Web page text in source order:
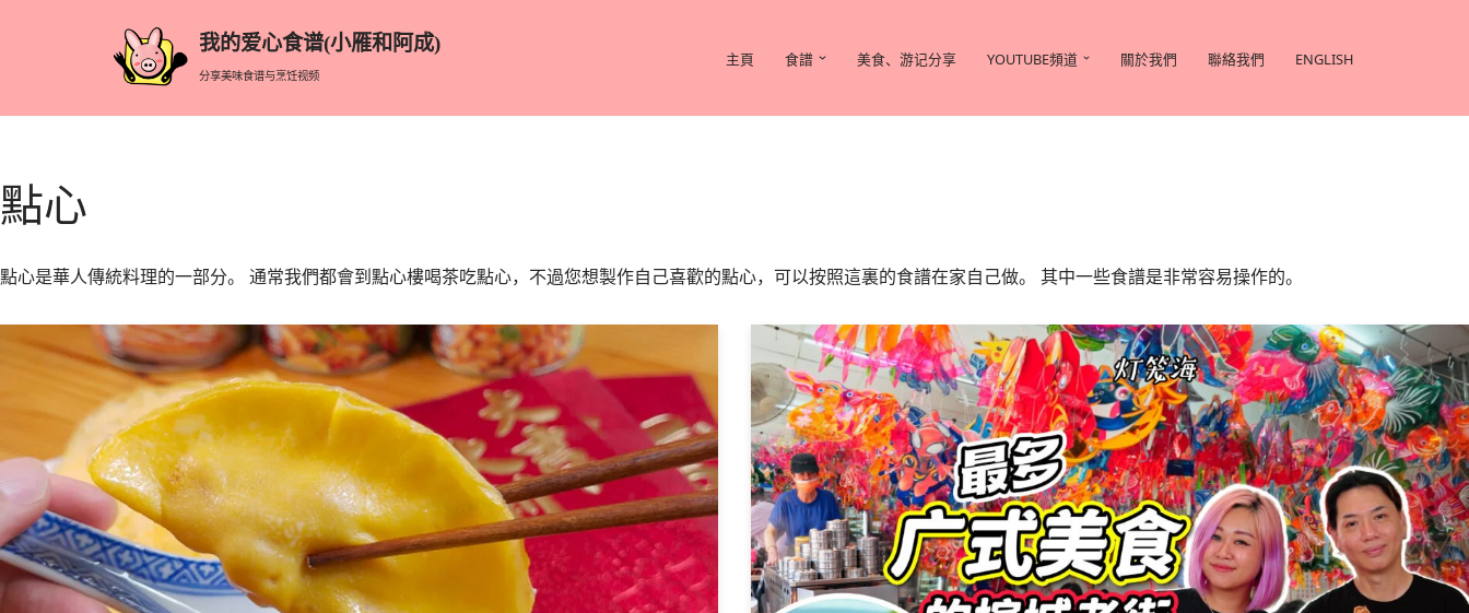
正
我的爱心食谱(小雁和阿成)
分享美味食谱与烹饪视频
主頁 食譜 美食、游记分享 YOUTUBE頻道 關於我們 聯絡我們 ENGLISH
點心
點心是華人傳統料理的一部分。 通常我們都會到點心樓喝茶吃點心，不過您想製作自己喜歡的點心，可以按照這裏的食譜在家自己做。 其中一些食譜是非常容易操作的。